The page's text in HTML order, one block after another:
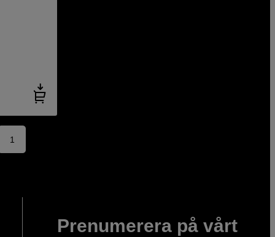
1
Prenumerera på vårt